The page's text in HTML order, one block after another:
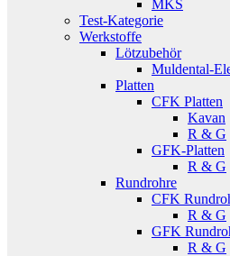
MKS
Test-Kategorie
Werkstoffe
Lötzubehör
Muldental-
Platten
CFK Platten
Kavan
R & G
GFK-Platten
R & G
Rundrohre
CFK
R & G
GFK
R & G